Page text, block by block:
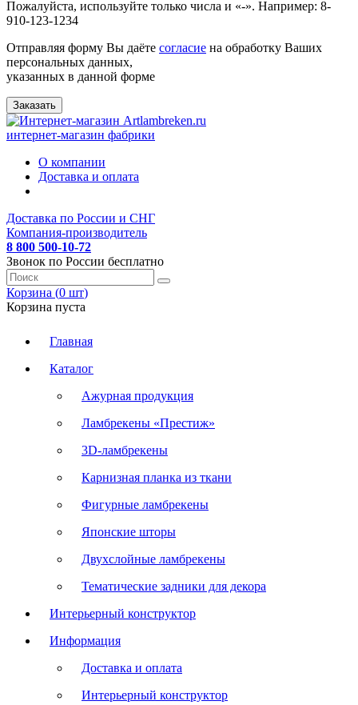
Пожалуйста, используйте только числа и «-». Например: 8-
910-123-1234
Отправляя форму Вы даёте согласие на обработку Ваших
персональных данных,
указанных в данной форме
Заказать
интернет-магазин фабрики
О компании
Доставка и оплата
Доставка по России и СНГ
Компания-производитель
8 800 500-10-72
Звонок по России бесплатно
Корзина (0 шт)
Корзина пуста
Главная
Каталог
Ажурная продукция
Ламбрекены «Престиж»
3D-ламбрекены
Карнизная планка из ткани
Фигурные ламбрекены
Японские шторы
Двухслойные ламбрекены
Тематические задники для декора
Интерьерный конструктор
Информация
Доставка и оплата
Интерьерный конструктор